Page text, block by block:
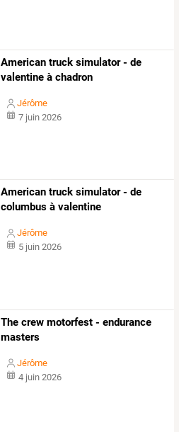
American truck simulator - de
valentine à chadron
Jérôme
7 juin 2026
American truck simulator - de
columbus à valentine
Jérôme
5 juin 2026
The crew motorfest - endurance
masters
Jérôme
4 juin 2026